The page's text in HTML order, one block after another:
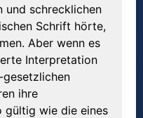
und schrecklichen
Schrift hörte,
Aber wenn es
Interpretation
ihre
gültig wie die eines